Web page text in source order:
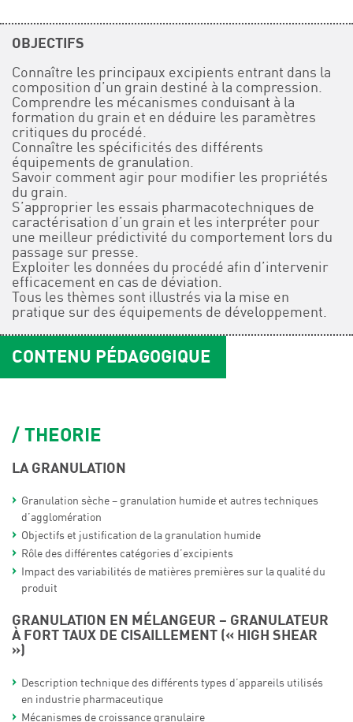
OBJECTIFS
Connaître les principaux excipients entrant dans la
composition d’un grain destiné à la compression.
Comprendre les mécanismes conduisant à la
formation du grain et en déduire les paramètres
critiques du procédé.
Connaître les spécificités des différents
équipements de granulation.
Savoir comment agir pour modifier les propriétés
du grain.
S’approprier les essais pharmacotechniques de
caractérisation d’un grain et les interpréter pour
une meilleur prédictivité du comportement lors du
passage sur presse.
Exploiter les données du procédé afin d’intervenir
efficacement en cas de déviation.
Tous les thèmes sont illustrés via la mise en
pratique sur des équipements de développement.
CONTENU PÉDAGOGIQUE
THEORIE
LA GRANULATION
Granulation sèche – granulation humide et autres techniques
d’agglomération
Objectifs et justification de la granulation humide
Rôle des différentes catégories d’excipients
Impact des variabilités de matières premières sur la qualité du
produit
GRANULATION EN MÉLANGEUR – GRANULATEUR
À FORT TAUX DE CISAILLEMENT (« HIGH SHEAR
»)
Description technique des différents types d’appareils utilisés
en industrie pharmaceutique
Mécanismes de croissance granulaire